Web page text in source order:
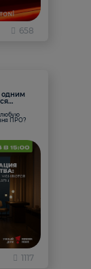
658
одним
любую
ПРО?
1117